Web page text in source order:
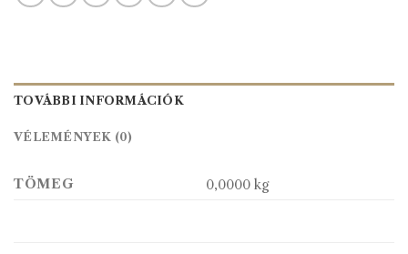
TOVÁBBI INFORMÁCIÓK
VÉLEMÉNYEK (0)
TÖMEG 0,0000 kg